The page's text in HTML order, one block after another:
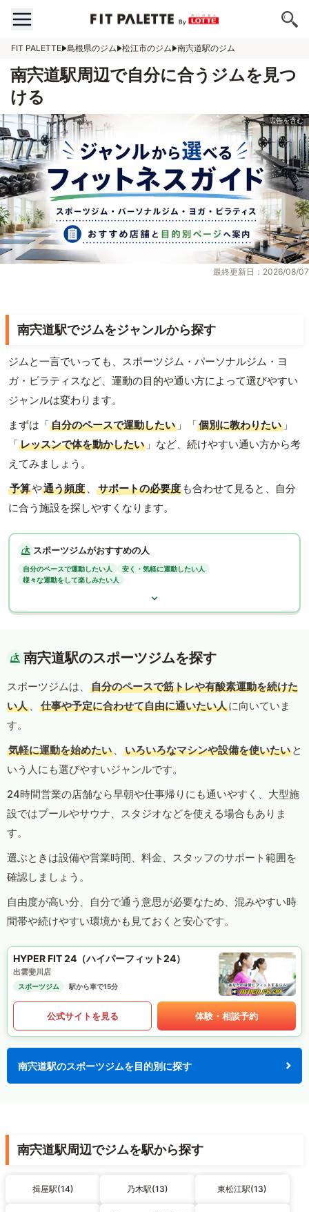
FIT PALETTE 島根県のジム 松江市のジム 南宍道駅のジム
南宍道駅周辺で自分に合うジムを見つ
ける
最終更新日：2026/08/07
南宍道駅でジムをジャンルから探す
ジムと一言でいっても、スポーツジム・パーソナルジム・ヨ
ガ・ピラティスなど、運動の目的や通い方によって選びやすい
ジャンルは変わります。
まずは「自分のペースで運動したい 」「個別に教わりたい 」
「レッスンで体を動かしたい 」など、続けやすい通い方から考
えてみましょう。
予算や通う頻度 、 サポートの必要度 も合わせて見ると、自分
に合う施設を探しやすくなります。
スポーツジムがおすすめの人
自分のペースで運動したい人
安く・気軽に運動したい人
様々な運動をして楽しみたい人
南宍道駅のスポーツジムを探す
スポーツジムは、
自分のペースで筋トレや有酸素運動を続けた
い人 、 仕事や予定に合わせて自由に通いたい人に向いていま
す。
気軽に運動を始めたい 、 いろいろなマシンや設備を使いたい と
いう人にも選びやすいジャンルです。
24時間営業の店舗なら早朝や仕事帰りにも通いやすく、大型施
設ではプールやサウナ、スタジオなどを使える場合もありま
す。
選ぶときは設備や営業時間、料金、スタッフのサポート範囲を
確認しましょう。
自由度が高い分、自分で通う意思が必要なため、混みやすい時
間帯や続けやすい環境かも見ておくと安心です。
HYPER FIT 24（ハイパーフィット24）
出雲斐川店
スポーツジム 駅から車で15分
公式サイトを見る 体験・相談予約
南宍道駅のスポーツジムを目的別に探す
南宍道駅周辺でジムを駅から探す
揖屋駅(14) 乃木駅(13) 東松江駅(13)